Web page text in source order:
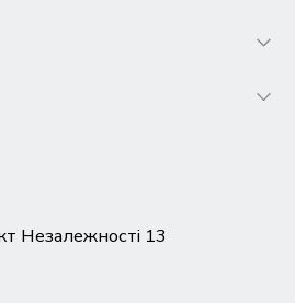
Незалежності 13